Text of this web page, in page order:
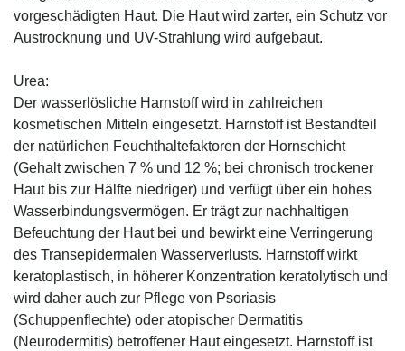
vorgeschädigten Haut. Die Haut wird zarter, ein Schutz vor
Austrocknung und UV-Strahlung wird aufgebaut.
Urea:
Der wasserlösliche Harnstoff wird in zahlreichen
kosmetischen Mitteln eingesetzt. Harnstoff ist Bestandteil
der natürlichen Feuchthaltefaktoren der Hornschicht
(Gehalt zwischen 7 % und 12 %; bei chronisch trockener
Haut bis zur Hälfte niedriger) und verfügt über ein hohes
Wasserbindungsvermögen. Er trägt zur nachhaltigen
Befeuchtung der Haut bei und bewirkt eine Verringerung
des Transepidermalen Wasserverlusts. Harnstoff wirkt
keratoplastisch, in höherer Konzentration keratolytisch und
wird daher auch zur Pflege von Psoriasis
(Schuppenflechte) oder atopischer Dermatitis
(Neurodermitis) betroffener Haut eingesetzt. Harnstoff ist